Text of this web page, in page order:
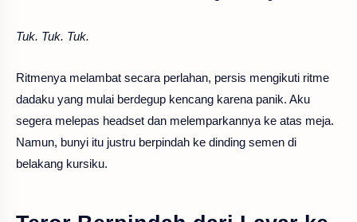
Tuk. Tuk. Tuk.
Ritmenya melambat secara perlahan, persis mengikuti ritme
dadaku yang mulai berdegup kencang karena panik. Aku
segera melepas headset dan melemparkannya ke atas meja.
Namun, bunyi itu justru berpindah ke dinding semen di
belakang kursiku.